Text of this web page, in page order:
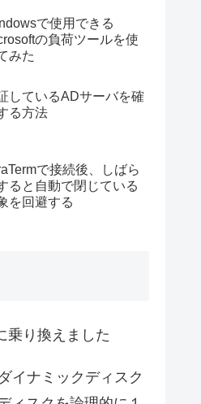
で使用できる
の負荷ツールを使
みた
しているADサーバを確
る方法
で接続後、しばら
ると自動で閉じている
を回避する
乗り換えました
イナミックディスク